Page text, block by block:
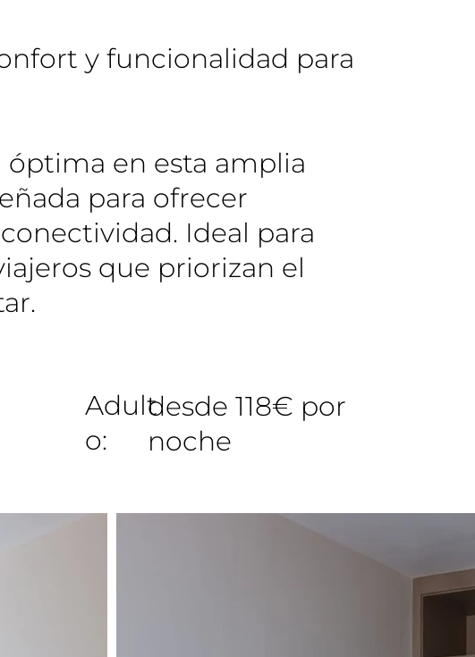
y funcionalidad para
óptima en esta amplia
para ofrecer
Ideal para
que priorizan el
Adult
o:
desde 118€ por
noche